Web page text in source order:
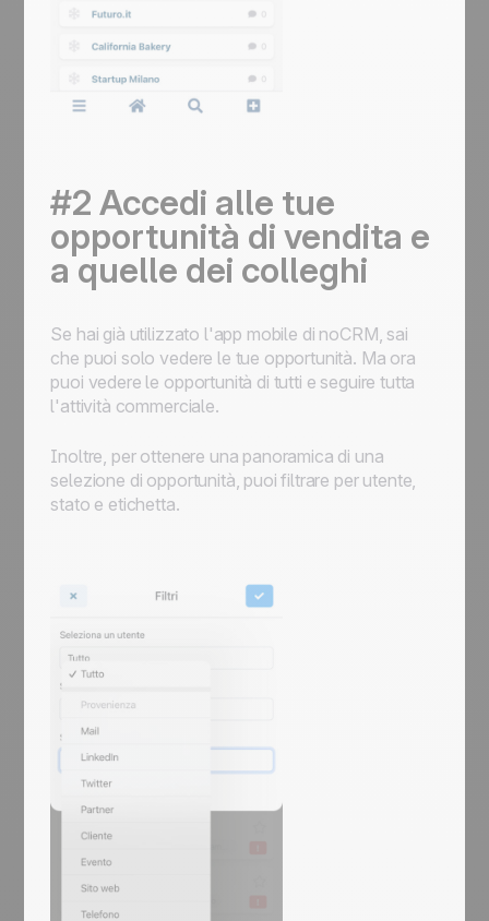
#2 Accedi alle tue
opportunità di vendita e
a quelle dei colleghi
Se hai già utilizzato l'app mobile di noCRM, sai
che puoi solo vedere le tue opportunità. Ma ora
puoi vedere le opportunità di tutti e seguire tutta
l'attività commerciale.
Inoltre, per ottenere una panoramica di una
selezione di opportunità, puoi filtrare per utente,
stato e etichetta.